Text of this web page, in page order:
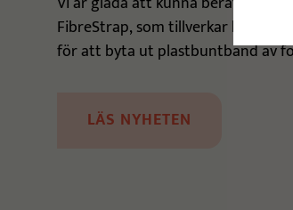
FibreStrap, som tillverkar hållbara
för att byta ut plastbuntband av
LÄS NYHETEN